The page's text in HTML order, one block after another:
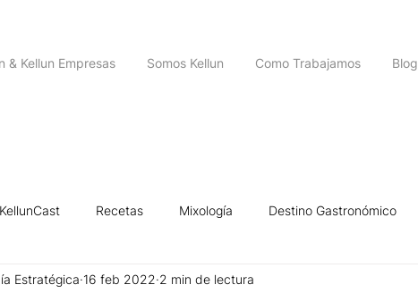
& Kellun Empresas Somos Kellun Como Trabajamos Blog
KellunCast Recetas Mixología Destino Gastronómico
Emocional Historias de Emprendedores
Estratégica 16 feb 2022 2 min de lectura